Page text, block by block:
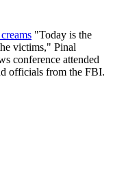
"Today is the
victims," Pinal
conference attended
officials from the FBI.